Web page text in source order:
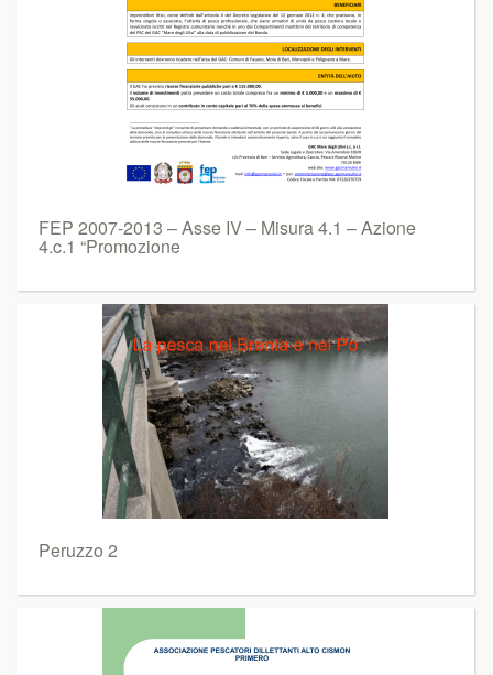
FEP 2007-2013 – Asse IV – Misura 4.1 – Azione
4.c.1 “Promozione
Peruzzo 2